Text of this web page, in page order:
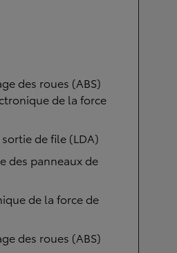
des roues (ABS)
de la force
de file (LDA)
des panneaux de
de la force de
des roues (ABS)